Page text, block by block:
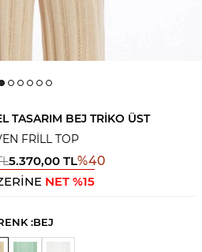
TASARIM BEJ TRIKO ÜST
FRILL TOP
5.370,00TL%40
NET %15
:BEJ